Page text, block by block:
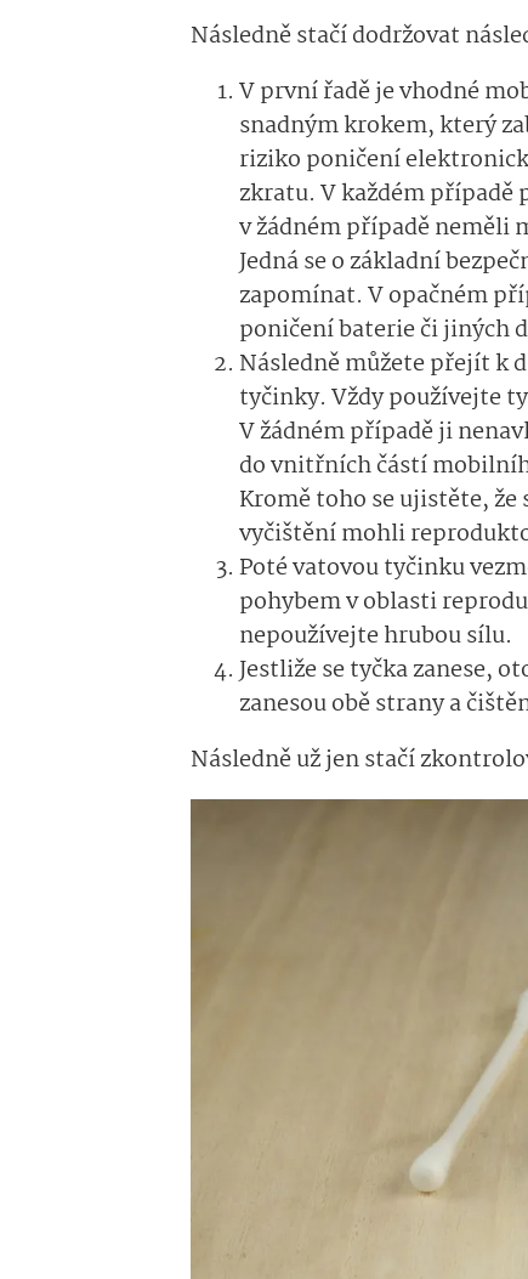
Následně stačí dodržovat
V první řadě je vhodné
snadným krokem, který
riziko poničení
zkratu. V každém
v žádném případě neměli
Jedná se o základní
zapomínat. V opačném
poničení baterie či jiných
Následně můžete přejít k
tyčinky. Vždy používejte
V žádném případě ji
do vnitřních částí
Kromě toho se ujistěte,
vyčištění mohli
Poté vatovou tyčinku
pohybem v oblasti
nepoužívejte hrubou sílu.
Jestliže se tyčka zanese,
zanesou obě strany a
Následně už jen stačí